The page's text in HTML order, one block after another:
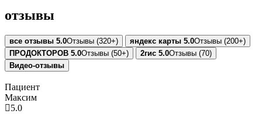
отзывы
все отзывы 5.0Отзывы (320+) яндекс карты 5.0Отзывы (200+)
ПРОДОКТОРОВ 5.0Отзывы (50+) 2гис 5.0Отзывы (70)
Видео-отзывы
Пациент
Максим
5.0